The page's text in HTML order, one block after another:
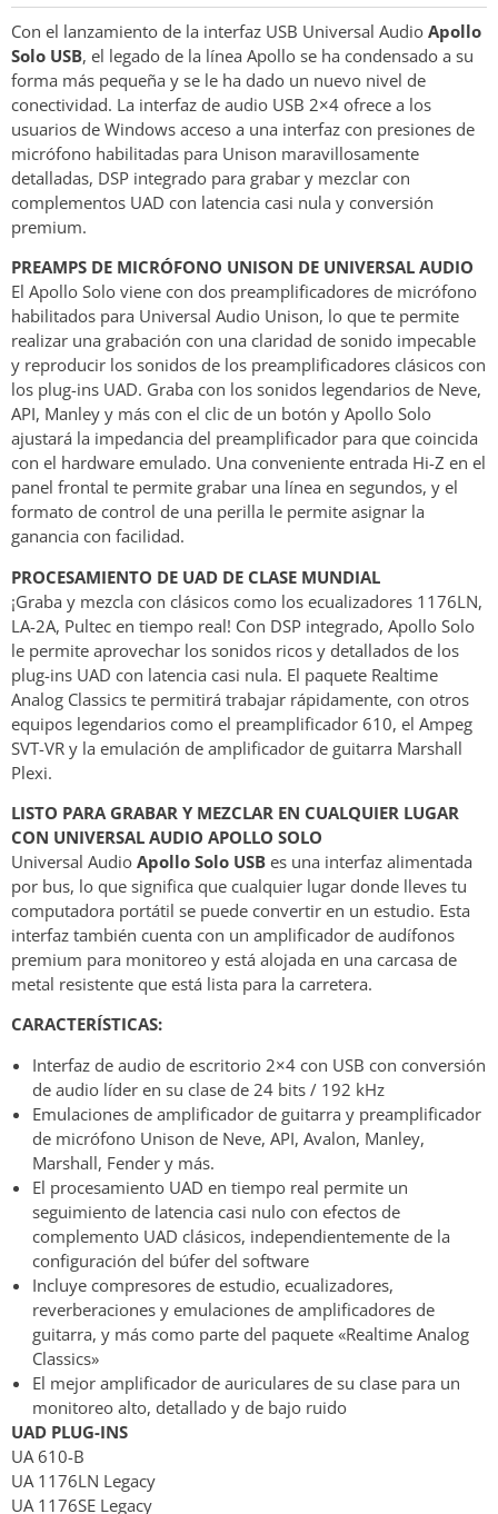
Con el lanzamiento de la interfaz USB Universal Audio Apollo
Solo USB, el legado de la línea Apollo se ha condensado a su
forma más pequeña y se le ha dado un nuevo nivel de
conectividad. La interfaz de audio USB 2×4 ofrece a los
usuarios de Windows acceso a una interfaz con presiones de
micrófono habilitadas para Unison maravillosamente
detalladas, DSP integrado para grabar y mezclar con
complementos UAD con latencia casi nula y conversión
premium.
PREAMPS DE MICRÓFONO UNISON DE UNIVERSAL AUDIO
El Apollo Solo viene con dos preamplificadores de micrófono
habilitados para Universal Audio Unison, lo que te permite
realizar una grabación con una claridad de sonido impecable
y reproducir los sonidos de los preamplificadores clásicos con
los plug-ins UAD. Graba con los sonidos legendarios de Neve,
API, Manley y más con el clic de un botón y Apollo Solo
ajustará la impedancia del preamplificador para que coincida
con el hardware emulado. Una conveniente entrada Hi-Z en el
panel frontal te permite grabar una línea en segundos, y el
formato de control de una perilla le permite asignar la
ganancia con facilidad.
PROCESAMIENTO DE UAD DE CLASE MUNDIAL
¡Graba y mezcla con clásicos como los ecualizadores 1176LN,
LA-2A, Pultec en tiempo real! Con DSP integrado, Apollo Solo
le permite aprovechar los sonidos ricos y detallados de los
plug-ins UAD con latencia casi nula. El paquete Realtime
Analog Classics te permitirá trabajar rápidamente, con otros
equipos legendarios como el preamplificador 610, el Ampeg
SVT-VR y la emulación de amplificador de guitarra Marshall
Plexi.
LISTO PARA GRABAR Y MEZCLAR EN CUALQUIER LUGAR
CON UNIVERSAL AUDIO APOLLO SOLO
Universal Audio Apollo Solo USB es una interfaz alimentada
por bus, lo que significa que cualquier lugar donde lleves tu
computadora portátil se puede convertir en un estudio. Esta
interfaz también cuenta con un amplificador de audífonos
premium para monitoreo y está alojada en una carcasa de
metal resistente que está lista para la carretera.
CARACTERÍSTICAS:
Interfaz de audio de escritorio 2×4 con USB con conversión
de audio líder en su clase de 24 bits / 192 kHz
Emulaciones de amplificador de guitarra y preamplificador
de micrófono Unison de Neve, API, Avalon, Manley,
Marshall, Fender y más.
El procesamiento UAD en tiempo real permite un
seguimiento de latencia casi nulo con efectos de
complemento UAD clásicos, independientemente de la
configuración del búfer del software
Incluye compresores de estudio, ecualizadores,
reverberaciones y emulaciones de amplificadores de
guitarra, y más como parte del paquete «Realtime Analog
Classics»
El mejor amplificador de auriculares de su clase para un
monitoreo alto, detallado y de bajo ruido
UAD PLUG-INS
UA 610-B
UA 1176LN Legacy
UA 1176SE Legacy